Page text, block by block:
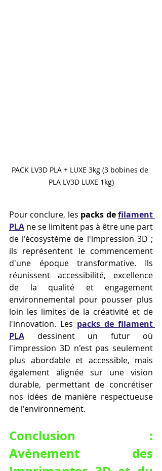
PACK LV3D PLA + LUXE 3kg (3 bobines de
PLA LV3D LUXE 1kg)
Pour conclure, les packs de filament
PLA ne se limitent pas à être une part
de l'écosystème de l'impression 3D ;
ils représentent le commencement
d'une époque transformative. Ils
réunissent accessibilité, excellence
de la qualité et engagement
environnemental pour pousser plus
loin les limites de la créativité et de
l'innovation. Les packs de filament
PLA dessinent un futur où
l'impression 3D n'est pas seulement
plus abordable et accessible, mais
également alignée sur une vision
durable, permettant de concrétiser
nos idées de manière respectueuse
de l'environnement.
Conclusion :
Avènement des